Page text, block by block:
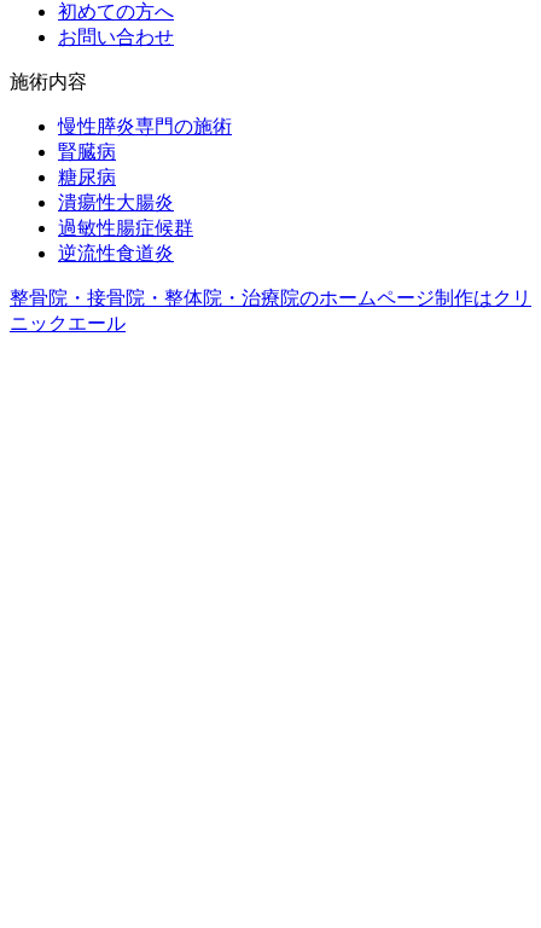
初めての方へ
お問い合わせ
施術内容
慢性膵炎専門の施術
腎臓病
糖尿病
潰瘍性大腸炎
過敏性腸症候群
逆流性食道炎
整骨院・接骨院・整体院・治療院のホームページ制作はクリ
ニックエール